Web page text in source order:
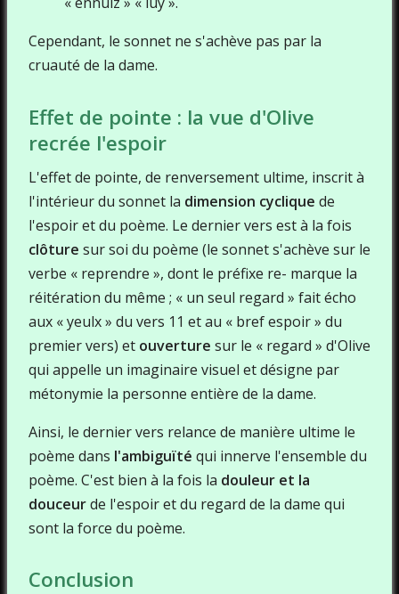
Cependant, le sonnet ne s'achève pas par la
cruauté de la dame.
Effet de pointe : la vue d'Olive
recrée l'espoir
L'effet de pointe, de renversement ultime, inscrit à
l'intérieur du sonnet la dimension cyclique de
l'espoir et du poème. Le dernier vers est à la fois
clôture sur soi du poème (le sonnet s'achève sur le
verbe « reprendre », dont le préfixe re- marque la
réitération du même ; « un seul regard » fait écho
aux « yeulx » du vers 11 et au « bref espoir » du
premier vers) et ouverture sur le « regard » d'Olive
qui appelle un imaginaire visuel et désigne par
métonymie la personne entière de la dame.
Ainsi, le dernier vers relance de manière ultime le
poème dans l'ambiguïté qui innerve l'ensemble du
poème. C'est bien à la fois la douleur et la
douceurde l'espoir et du regard de la dame qui
sont la force du poème.
Conclusion